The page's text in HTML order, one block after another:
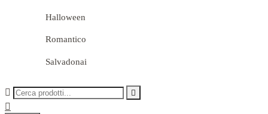
Halloween
Romantico
Salvadonai
 
